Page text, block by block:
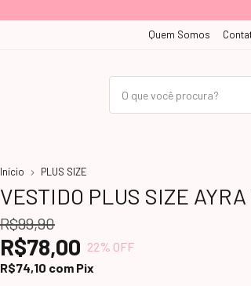
Quem Somos
Início PLUS SIZE
VESTIDO PLUS SIZE
R$99,90
R$78,00 22% OFF
R$74,10 com Pix